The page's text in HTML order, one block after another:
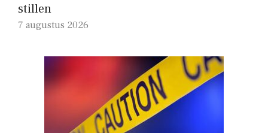
stillen
7 augustus 2026